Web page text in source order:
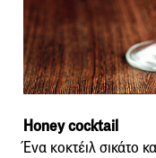
Honey cocktail
Ένα κοκτέιλ σικάτο